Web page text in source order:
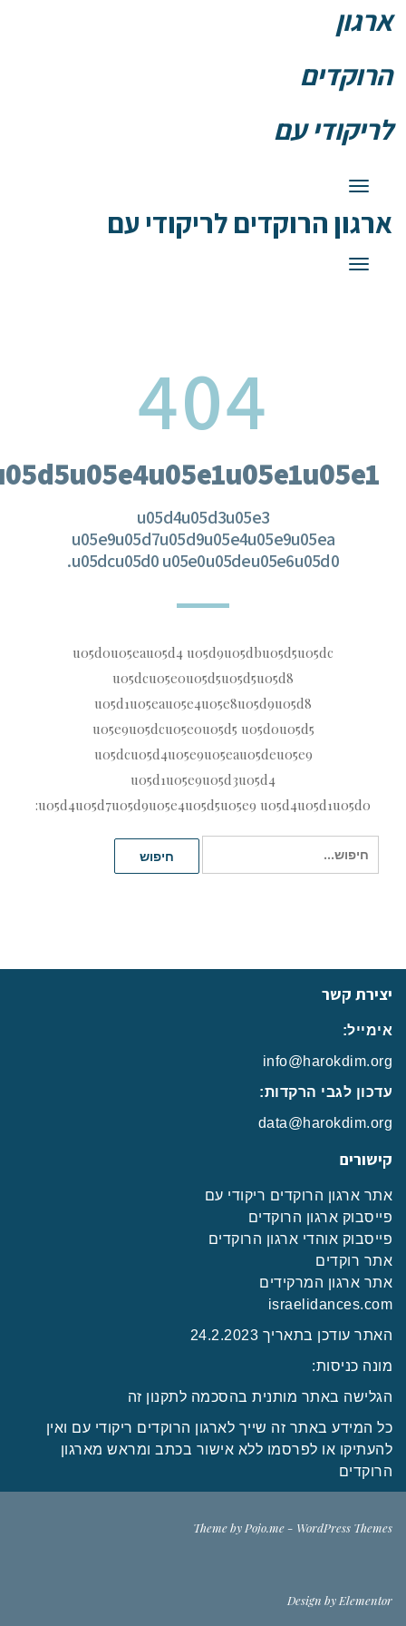
ארגון
הרוקדים
לריקודי עם
תפריט
ארגון הרוקדים לריקודי עם
תפריט
404
u05d4u05d3u05e3
u05e9u05d7u05d9u05e4u05e9u05ea
u05dcu05d0 u05e0u05deu05e6u05d0.
u05d0u05eau05d4 u05d9u05dbu05d5u05dc
u05dcu05e0u05d5u05d5u05d8
u05d1u05eau05e4u05e8u05d9u05d8
u05e9u05dcu05e0u05d5 u05d0u05d5
u05dcu05d4u05e9u05eau05deu05e9
u05d1u05e9u05d3u05d4
u05d4u05d7u05d9u05e4u05d5u05e9 u05d4u05d1u05d0:
עבור:
חיפוש
יצירת קשר
אימייל:
info@harokdim.org
עדכון לגבי הרקדות:
data@harokdim.org
קישורים
אתר ארגון הרוקדים ריקודי עם
פייסבוק ארגון הרוקדים
פייסבוק אוהדי ארגון הרוקדים
אתר רוקדים
אתר ארגון המרקידים
israelidances.com
האתר עודכן בתאריך 24.2.2023
מונה כניסות:
הגלישה באתר מותנית בהסכמה לתקנון זה
כל המידע באתר זה שייך לארגון הרוקדים ריקודי עם ואין
להעתיקו או לפרסמו ללא אישור בכתב ומראש מארגון
הרוקדים
Theme by Pojo.me- WordPress Themes
Design by Elementor